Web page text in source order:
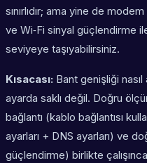
sınırlıdır; ama yine de
ve Wi‑Fi sinyal güçlendirme
seviyeye taşıyabilirsiniz.
Kısacası: Bant genişliği nasıl
ayarda saklı değil. Doğru
bağlantı (kablo bağlantısı
ayarları + DNS ayarları) ve
güçlendirme) birlikte